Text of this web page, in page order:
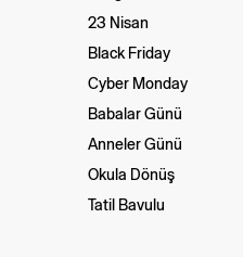
23 Nisan
Black Friday
Cyber Monday
Babalar Günü
Anneler Günü
Okula Dönüş
Tatil Bavulu